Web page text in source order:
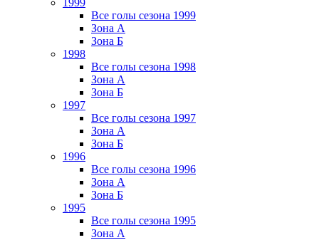
1999
Все голы сезона 1999
Зона А
Зона Б
1998
Все голы сезона 1998
Зона А
Зона Б
1997
Все голы сезона 1997
Зона А
Зона Б
1996
Все голы сезона 1996
Зона А
Зона Б
1995
Все голы сезона 1995
Зона А